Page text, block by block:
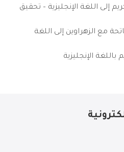
إلى اللغة الإنجليزية – تحقيق
مع الزهراوين إلى اللغة
باللغة الإنجليزية